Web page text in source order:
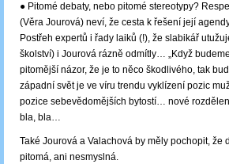
● Pitomé debaty, nebo pitomé stereotypy?
(Věra Jourová) neví, že cesta k řešení její
Postřeh expertů i řady laiků (!), že slabikář
školství) i Jourová rázně odmítly… „Když
pitomější názor, že je to něco škodlivého, tak
západní svět je ve víru trendu vyklízení pozic
pozice sebevědomějších bytostí… nové
bla, bla…
Také Jourová a Valachová by měly pochopit,
pitomá, ani nesmyslná.